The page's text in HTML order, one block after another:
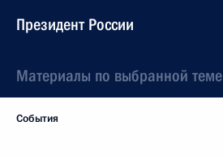
Президент России
Материалы по выбранной теме
События